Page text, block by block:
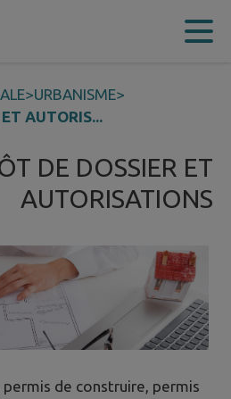
>URBANISME>
AUTORIS...
DE DOSSIER ET
AUTORISATIONS
de construire, permis